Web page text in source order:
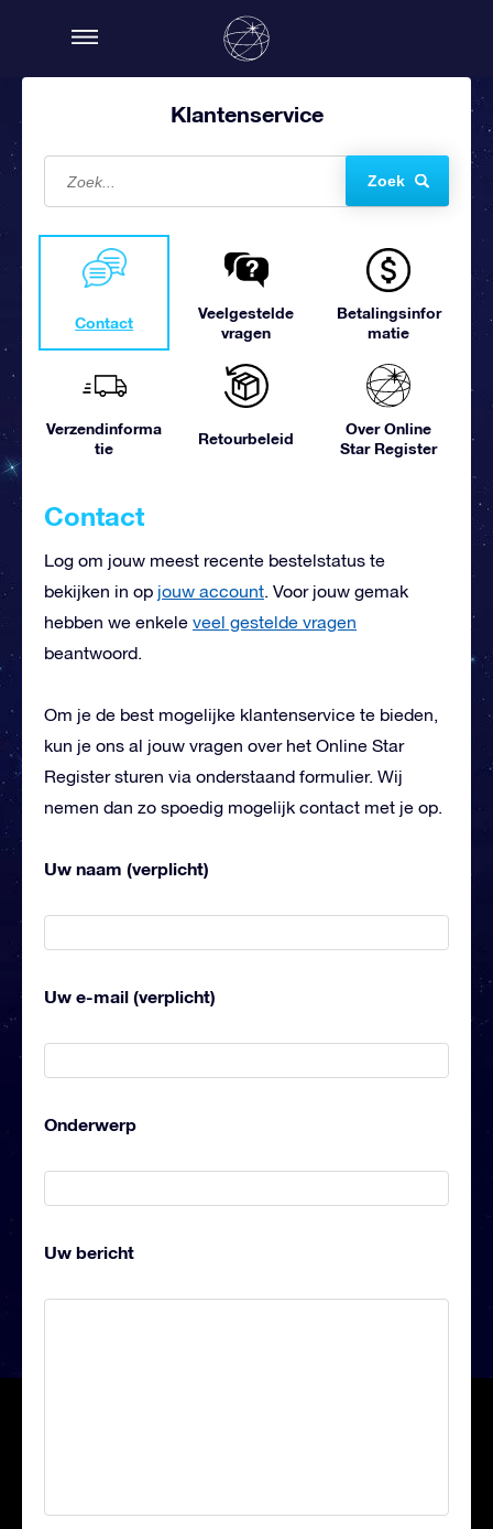
Klantenservice
Zoek
Contact
Veelgestelde
vragen
Betalingsinfor
matie
Verzendinforma
tie
Retourbeleid
Over Online
Star Register
Contact
Log om jouw meest recente bestelstatus te
bekijken in op jouw account. Voor jouw gemak
hebben we enkele veel gestelde vragen
beantwoord.
Om je de best mogelijke klantenservice te bieden,
kun je ons al jouw vragen over het Online Star
Register sturen via onderstaand formulier. Wij
nemen dan zo spoedig mogelijk contact met je op.
Uw naam (verplicht)
Uw e-mail (verplicht)
Onderwerp
Uw bericht